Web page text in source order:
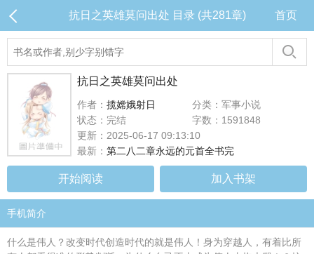
抗日之英雄莫问出处 目录 (共281章) 首页
抗日之英雄莫问出处
作者： 揽嫦娥射日
分类：军事小说
状态：完结
字数：1591848
更新：2025-06-17 09:13:10
最新： 第二八二章永远的元首全书完
开始阅读 加入书架
手机简介
什么是伟人？改变时代创造时代的就是伟人！身为穿越人，有着比所